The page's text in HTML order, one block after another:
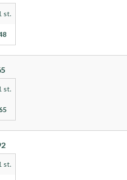
st.
st.
st.